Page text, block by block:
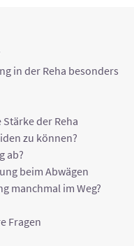
in der Reha besonders
der Reha
zu können?
ab?
beim Abwägen
manchmal im Weg?
Fragen